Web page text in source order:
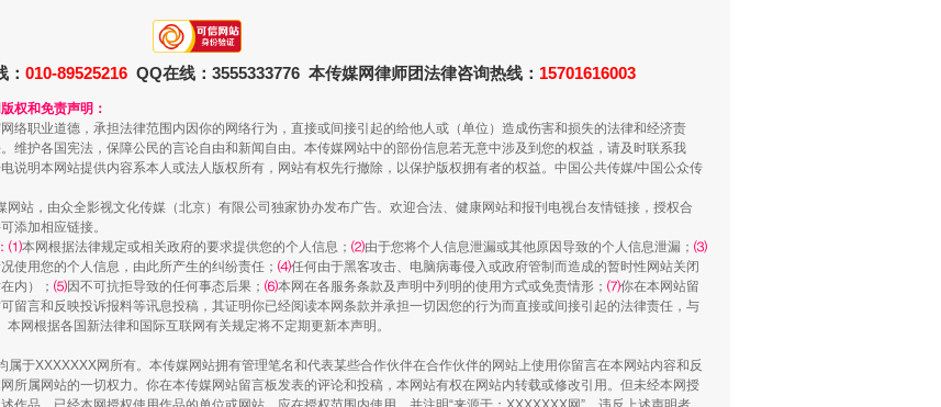
魏明亮严重违纪违法案透视
千亩耕地变“别墅”
010-89525216 QQ在线：3555333776 本传媒网律师团法律咨询热线： 15701616003
权和免责声明：
络职业道德，承担法律范围内因你的网络行为，直接或间接引起的给他人或（单位）造成伤害和损失的法律和经济责
维护各国宪法，保障公民的言论自由和新闻自由。本传媒网站中的部份信息若无意中涉及到您的权益，请及时联系我
说明本网站提供内容系本人或法人版权所有，网站有权先行撤除，以保护版权拥有者的权益。中国公共传媒/中国公众传
站，由众全影视文化传媒（北京）有限公司独家协办发布广告。欢迎合法、健康网站和报刊电视台友情链接，授权合
添加相应链接。
⑴本网根据法律规定或相关政府的要求提供您的个人信息； ⑵由于您将个人信息泄漏或其他原因导致的个人信息泄漏； ⑶
使用您的个人信息，由此所产生的纠纷责任； ⑷任何由于黑客攻击、电脑病毒侵入或政府管制而造成的暂时性网站关闭
内）； ⑸因不可抗拒导致的任何事态后果； ⑹本网在各服务条款及声明中列明的使用方式或免责情形； ⑺你在本网站留
留言和反映投诉报料等讯息投稿，其证明你已经阅读本网条款并承担一切因您的行为而直接或间接引起的法律责任，与
网根据各国新法律和国际互联网有关规定将不定期更新本声明。
属于XXXXXXX网所有。本传媒网站拥有管理笔名和代表某些合作伙伴在合作伙伴的网站上使用你留言在本网站内容和反
所属网站的一切权力。你在本传媒网站留言板发表的评论和投稿，本网站有权在网站内转载或修改引用。但未经本网授